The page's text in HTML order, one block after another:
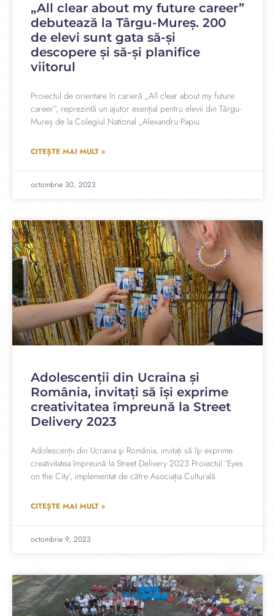
„All clear about my future career”
debutează la Târgu-Mureș. 200
de elevi sunt gata să-și
descopere și să-și planifice
viitorul
Proiectul de orientare în carieră „All clear about my future
career”, reprezintă un ajutor esențial pentru elevii din Târgu-
Mureș de la Colegiul National „Alexandru Papiu
CITEȘTE MAI MULT »
octombrie 30, 2023
Adolescenții din Ucraina şi
România, invitați să îşi exprime
creativitatea împreună la Street
Delivery 2023
Adolescenții din Ucraina şi România, invitați să îşi exprime
creativitatea împreună la Street Delivery 2023 Proiectul ‘Eyes
on the City’, implementat de către Asociația Culturală
CITEȘTE MAI MULT »
octombrie 9, 2023